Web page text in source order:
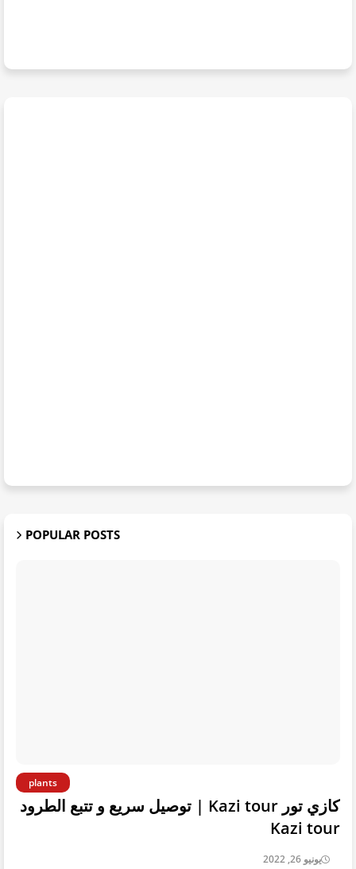
POPULAR POSTS
plants
كازي تور Kazi tour | توصيل سريع و تتبع الطرود
Kazi tour
يونيو 26, 2022